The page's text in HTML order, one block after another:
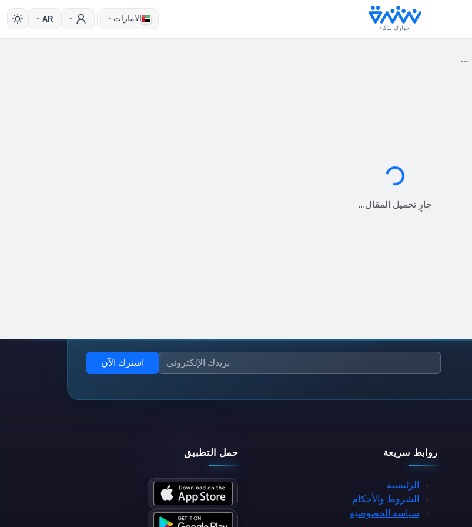
أخبارك بذكاء
الامارات AR
جارٍ التحميل...
جارٍ تحميل المقال...
اشترك الآن
روابط سريعة
الرئيسية
الشروط والأحكام
سياسة الخصوصية
حمل التطبيق